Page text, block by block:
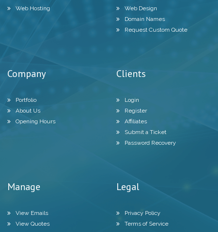
Web Hosting
Web Design
Domain Names
Request Custom Quote
Company
Portfolio
About Us
Opening Hours
Clients
Login
Register
Affiliates
Submit a Ticket
Password Recovery
Manage
View Emails
View Quotes
Legal
Privacy Policy
Terms of Service